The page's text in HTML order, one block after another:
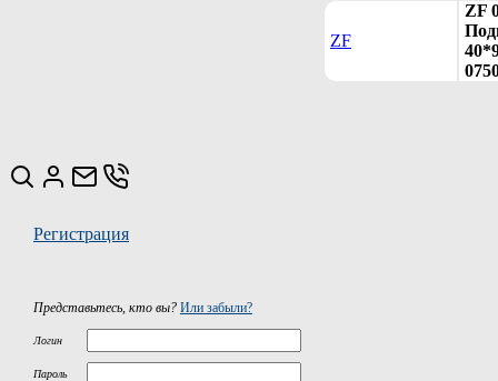
ZF
ZF
Регистрация
Представьтесь, кто вы? Или забыли?
Логин
Пароль